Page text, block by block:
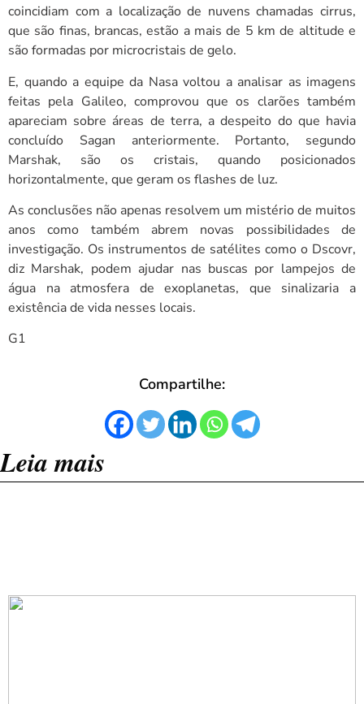
coincidiam com a localização de nuvens chamadas cirrus,
que são finas, brancas, estão a mais de 5 km de altitude e
são formadas por microcristais de gelo.
E, quando a equipe da Nasa voltou a analisar as imagens
feitas pela Galileo, comprovou que os clarões também
apareciam sobre áreas de terra, a despeito do que havia
concluído Sagan anteriormente. Portanto, segundo
Marshak, são os cristais, quando posicionados
horizontalmente, que geram os flashes de luz.
As conclusões não apenas resolvem um mistério de muitos
anos como também abrem novas possibilidades de
investigação. Os instrumentos de satélites como o Dscovr,
diz Marshak, podem ajudar nas buscas por lampejos de
água na atmosfera de exoplanetas, que sinalizaria a
existência de vida nesses locais.
G1
Compartilhe:
Leia mais